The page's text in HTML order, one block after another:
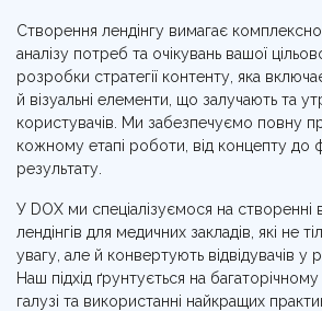
Створення лендінгу вимагає
аналізу потреб та очікувань вашої
розробки стратегії контенту, яка
й візуальні елементи, що залучають та
користувачів. Ми забезпечуємо повну
кожному етапі роботи, від концепту до
результату.
У DOX ми спеціалізуємося на створенні
лендінгів для медичних закладів, які не
увагу, але й конвертують відвідувачів у
Наш підхід ґрунтується на
галузі та використанні найкращих